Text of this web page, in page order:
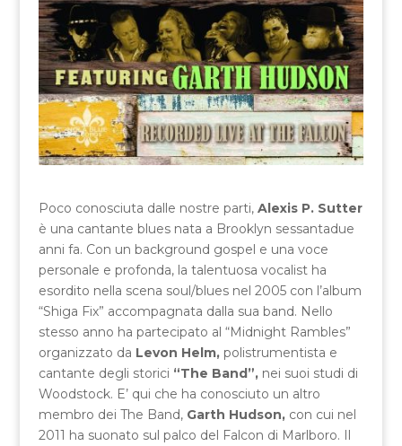
Poco conosciuta dalle nostre parti, Alexis P. Sutter
è una cantante blues nata a Brooklyn sessantadue
anni fa. Con un background gospel e una voce
personale e profonda, la talentuosa vocalist ha
esordito nella scena soul/blues nel 2005 con l’album
“Shiga Fix” accompagnata dalla sua band. Nello
stesso anno ha partecipato al “Midnight Rambles”
organizzato da Levon Helm,polistrumentista e
cantante degli storici “The Band”,nei suoi studi di
Woodstock. E’ qui che ha conosciuto un altro
membro dei The Band, Garth Hudson,con cui nel
2011 ha suonato sul palco del Falcon di Marlboro. Il